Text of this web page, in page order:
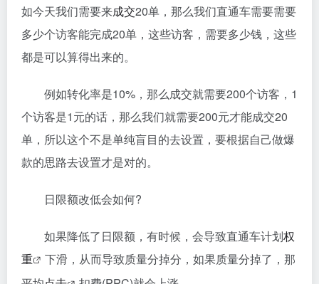
如今天我们需要来成交20单，那么我们直通车需要需要
多少个访客能完成20单，这些访客，需要多少钱，这些
都是可以算得出来的。
例如转化率是10%，那么成交就需要200个访客，1
个访客是1元的话，那么我们就需要200元才能成交20
单，所以这个不是单纯盲目的去设置，要根据自己做爆
款的思路去设置才是对的。
日限额改低会如何?
如果降低了日限额，有时候，会导致直通车计划权
重
下滑，从而导致质量分掉分，如果质量分掉了，那